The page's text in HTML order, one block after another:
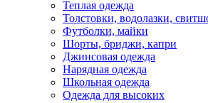
Теплая одежда
Толстовки, водолазки,
Футболки, майки
Шорты, бриджи, капри
Джинсовая одежда
Нарядная одежда
Школьная одежда
Одежда для высоких